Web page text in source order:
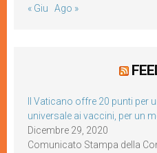
« Giu Ago »
Il Vaticano offre 20 punti per
universale ai vaccini, per un
Dicembre 29, 2020
Comunicato Stampa della